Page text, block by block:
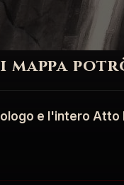
mappa
e l'intero Atto